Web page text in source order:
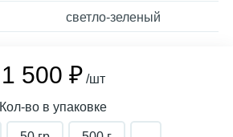
светло-зеленый
1 500 ₽ /шт
Кол-во в упаковке